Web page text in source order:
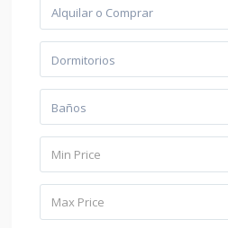
Alquilar o Comprar
Dormitorios
Baños